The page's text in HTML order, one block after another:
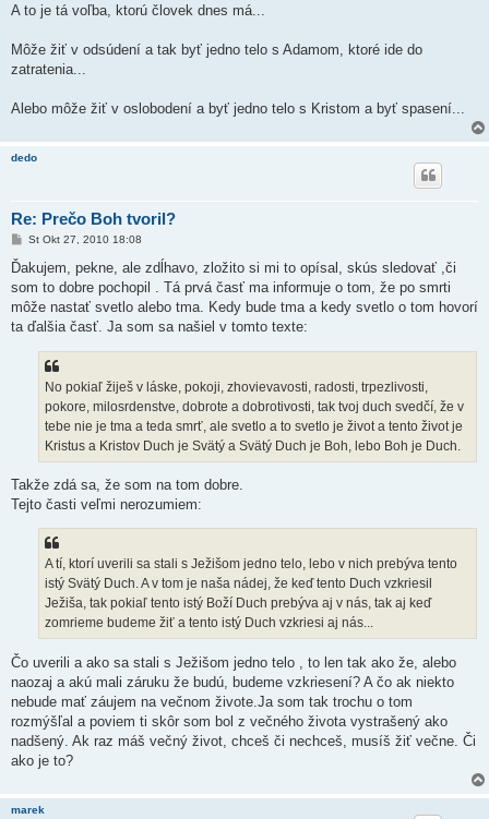
A to je tá voľba, ktorú človek dnes má...
Môže žiť v odsúdení a tak byť jedno telo s Adamom, ktoré ide do
zatratenia...
Alebo môže žiť v oslobodení a byť jedno telo s Kristom a byť spasení...
dedo
Re: Prečo Boh tvoril?
P
í
p
e
o
St Okt 27, 2010 18:08
Ďakujem, pekne, ale zdĺhavo, zložito si mi to opísal, skús sledovať ,či
som to dobre pochopil . Tá prvá časť ma informuje o tom, že po smrti
môže nastať svetlo alebo tma. Kedy bude tma a kedy svetlo o tom hovorí
ta ďalšia časť. Ja som sa našiel v tomto texte:
No pokiaľ žiješ v láske, pokoji, zhovievavosti, radosti, trpezlivosti,
pokore, milosrdenstve, dobrote a dobrotivosti, tak tvoj duch svedčí, že v
tebe nie je tma a teda smrť, ale svetlo a to svetlo je život a tento život je
Kristus a Kristov Duch je Svätý a Svätý Duch je Boh, lebo Boh je Duch.
Takže zdá sa, že som na tom dobre.
Tejto časti veľmi nerozumiem:
A tí, ktorí uverili sa stali s Ježišom jedno telo, lebo v nich prebýva tento
istý Svätý Duch. A v tom je naša nádej, že keď tento Duch vzkriesil
Ježiša, tak pokiaľ tento istý Boží Duch prebýva aj v nás, tak aj keď
zomrieme budeme žiť a tento istý Duch vzkriesi aj nás...
Čo uverili a ako sa stali s Ježišom jedno telo , to len tak ako že, alebo
naozaj a akú mali záruku že budú, budeme vzkriesení? A čo ak niekto
nebude mať záujem na večnom živote.Ja som tak trochu o tom
rozmýšľal a poviem ti skôr som bol z večného života vystrašený ako
nadšený. Ak raz máš večný život, chceš či nechceš, musíš žiť večne. Či
ako je to?
marek